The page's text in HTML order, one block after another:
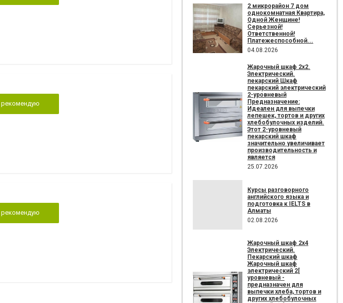
рекомендую
рекомендую
2 микрорайон 7 дом
однокомнатная Квартира,
Одной Женщине!
Серьезной!
Ответственной!
Платежеспособной...
04.08.2026
Жарочный шкаф 2х2.
Электрический.
пекарский Шкаф
пекарский электрический
2-уровневый
Предназначение:
Идеален для выпечки
лепешек, тортов и других
хлебобулочных изделий.
Этот 2-уровневый
пекарский шкаф
значительно увеличивает
производительность и
является
25.07.2026
Курсы разговорного
английского языка и
подготовка к IELTS в
Алматы
02.08.2026
Жарочный шкаф 2х4
Электрический.
Пекарский шкаф
Жарочный шкаф
электрический 2[
уровневый -
предназначен для
выпечки хлеба, тортов и
других хлебобулочных